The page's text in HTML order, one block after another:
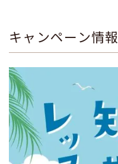
キャンペーン情報